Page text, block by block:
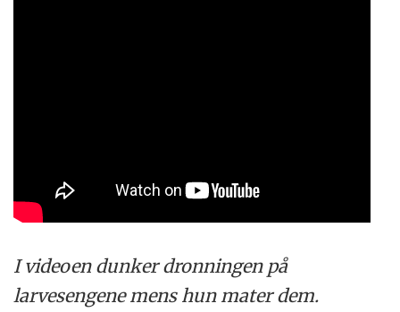
I videoen dunker dronningen på
larvesengene mens hun mater dem.